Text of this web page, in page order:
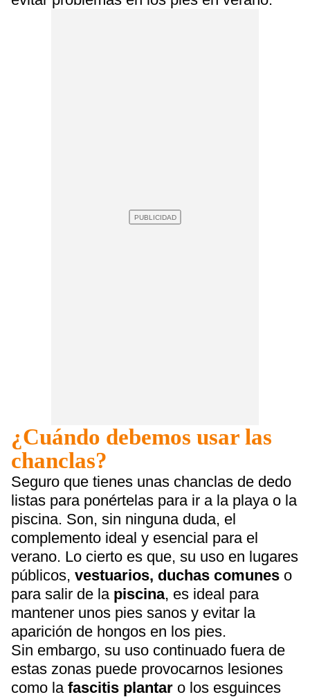
¿Cuándo debemos usar las
chanclas?
Seguro que tienes unas chanclas de dedo
listas para ponértelas para ir a la playa o la
piscina. Son, sin ninguna duda, el
complemento ideal y esencial para el
verano. Lo cierto es que, su uso en lugares
públicos, vestuarios, duchas comunes o
para salir de lapiscina, es ideal para
mantener unos pies sanos y evitar la
aparición de hongos en los pies.
Sin embargo, su uso continuado fuera de
estas zonas puede provocarnos lesiones
como la fascitis plantar o los esguinces